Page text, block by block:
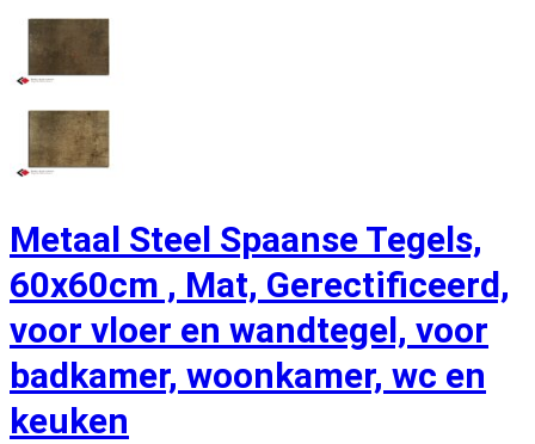
Metaal Steel Spaanse Tegels,
60x60cm , Mat, Gerectificeerd,
voor vloer en wandtegel, voor
badkamer, woonkamer, wc en
keuken